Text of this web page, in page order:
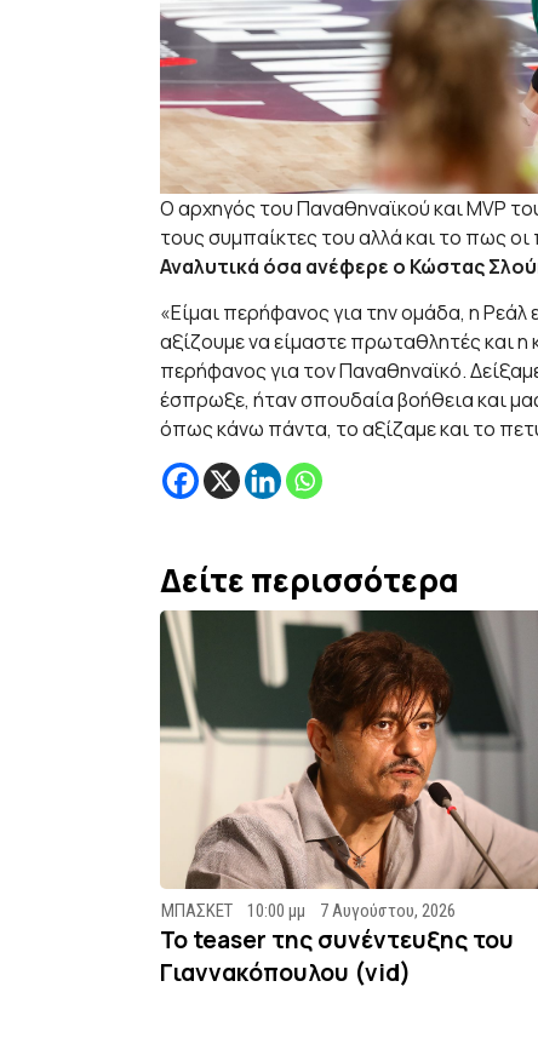
Ο αρχηγός του Παναθηναϊκού και MVP
τους συμπαίκτες του αλλά και το πως
Αναλυτικά όσα ανέφερε ο Κώστας
«Είμαι περήφανος για την ομάδα, η
αξίζουμε να είμαστε πρωταθλητές και
περήφανος για τον Παναθηναϊκό.
έσπρωξε, ήταν σπουδαία βοήθεια και
όπως κάνω πάντα, το αξίζαμε και το
Δείτε περισσότερα
ΜΠΑΣΚΕΤ 10:00 μμ 7 Αυγούστου, 2026
To teaser της συνέντευξης του
Γιαννακόπουλου (vid)